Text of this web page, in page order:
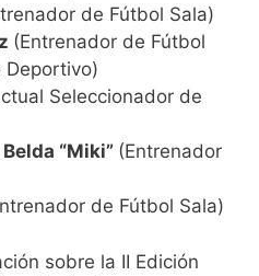
de Fútbol Sala)
(Entrenador de Fútbol
Deportivo)
Seleccionador de
“Miki” (Entrenador
de Fútbol Sala)
sobre la II Edición